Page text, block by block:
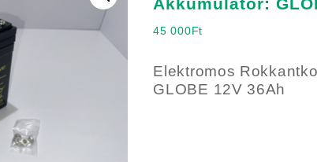
45 000Ft
Elektromos
GLOBE 12V 36Ah